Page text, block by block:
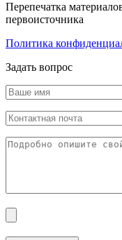
Перепечатка
первоисточника
Политика
Задать вопрос